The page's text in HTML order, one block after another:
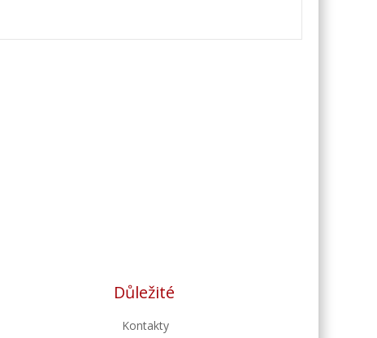
Důležité
Kontakty